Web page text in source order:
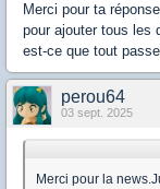
Merci pour ta
pour ajouter tous les
est-ce que tout
perou64
03 sept. 2025
Merci pour la